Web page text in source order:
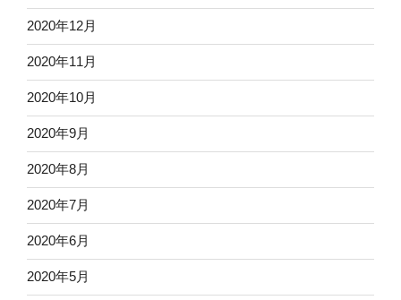
2020年12月
2020年11月
2020年10月
2020年9月
2020年8月
2020年7月
2020年6月
2020年5月